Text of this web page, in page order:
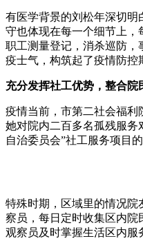
有医学背景的刘松年深切明
守也体现在每一个细节上，
职工测量登记，消杀巡防
疫士气，构筑起了疫情防控
充分发挥社工优势，整合院
疫情当前，市第二社会福利
她对院内二百多名孤残服务
自治委员会”社工服务项目
特殊时期，区域里的情况
察员，每日定时收集区内院
观察员及时掌握生活区内